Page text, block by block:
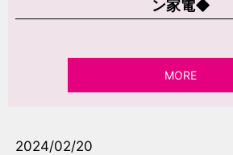
ン家電◆
MORE
2024/02/20